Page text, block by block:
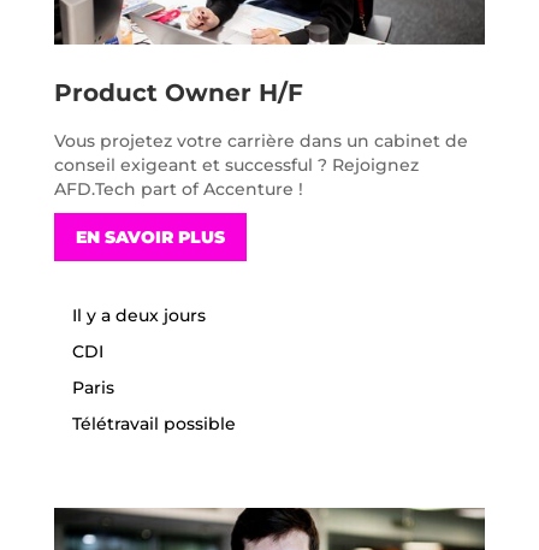
Product Owner H/F
Vous projetez votre carrière dans un cabinet de
conseil exigeant et successful ? Rejoignez
AFD.Tech part of Accenture !
EN SAVOIR PLUS
Il y a deux jours
CDI
Paris
Télétravail possible